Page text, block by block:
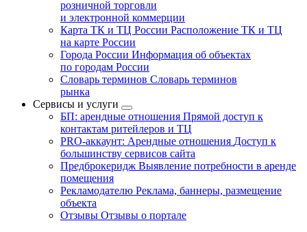
розничной торговли
и электронной коммерции
Карта ТК и ТЦ России Расположение ТК и ТЦ
на карте России
Города России Информация об объектах
по городам России
Словарь терминов Словарь терминов
рынка
Сервисы и услуги
БП: арендные отношения Прямой доступ к
контактам ритейлеров и ТЦ
PRO-аккаунт: Арендные отношения Доступ к
большинству сервисов сайта
Предброкеридж Выявление потребности в аренде
помещения
Рекламодателю Реклама, баннеры, размещение
объекта
Отзывы Отзывы о портале